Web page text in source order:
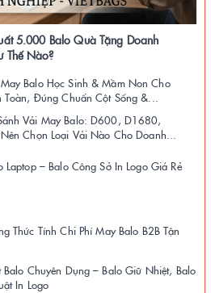
5.000 Balo Quà Tặng Doanh
Thế Nào?
Balo Học Sinh & Mầm Non Cho
Đúng Chuẩn Cột Sống &...
Vải May Balo: D600, D1680,
Chọn Loại Vải Nào Cho Doanh...
Laptop – Balo Công Sở In Logo Giá Rẻ
Thức Tính Chi Phí May Balo B2B Tận
Balo Chuyên Dụng – Balo Giữ Nhiệt, Balo
In Logo